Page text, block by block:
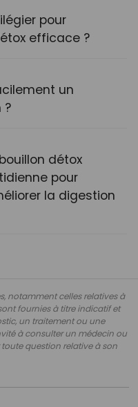
pour
efficace ?
un
?
détox
pour
la digestion
notamment celles relatives à
fournies à titre indicatif et
un traitement ou une
à consulter un médecin ou
question relative à son